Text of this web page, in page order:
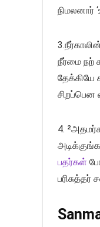
நிமலனார்
நீர்மை நற்
தேக்கியே
சிறப்பென
4.
பதர்கள்
பரிசுத்தர்